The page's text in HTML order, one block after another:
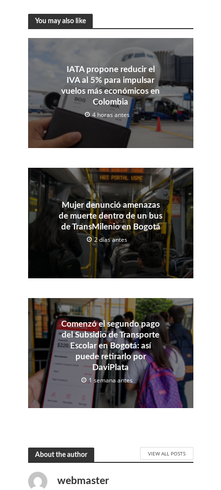
You may also like
IATA propone reducir el
IVA al 5% para impulsar
vuelos más económicos en
Colombia
4 horas antes
Mujer denunció amenazas
de muerte dentro de un bus
de TransMilenio en Bogotá
2 días antes
Comenzó el segundo pago
del Subsidio de Transporte
Escolar en Bogotá: así
puede retirarlo por
DaviPlata
1 semana antes
About the author VIEW ALL POSTS
webmaster